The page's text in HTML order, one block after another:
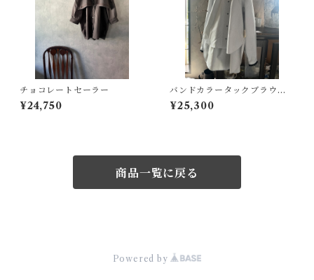
チョコレートセーラー
¥24,750
バンドカラータックブラウ
ス：白黒チェック
¥25,300
商品一覧に戻る
Powered by